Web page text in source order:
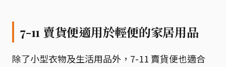
7-11 賣貨便適用於輕便的家居用品
除了小型衣物及生活用品外，7-11 賣貨便也適合